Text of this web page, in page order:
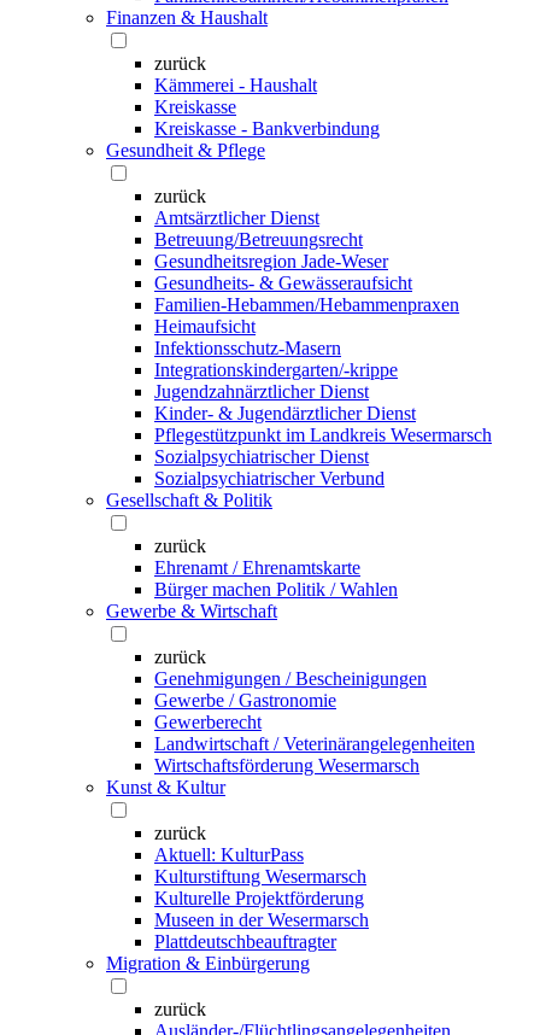
Finanzen & Haushalt
zurück
Kämmerei - Haushalt
Kreiskasse
Kreiskasse - Bankverbindung
Gesundheit & Pflege
zurück
Amtsärztlicher Dienst
Betreuung/Betreuungsrecht
Gesundheitsregion Jade-Weser
Gesundheits- & Gewässeraufsicht
Familien-Hebammen/Hebammenpraxen
Heimaufsicht
Infektionsschutz-Masern
Integrationskindergarten/-krippe
Jugendzahnärztlicher Dienst
Kinder- & Jugendärztlicher Dienst
Pflegestützpunkt im Landkreis Wesermarsch
Sozialpsychiatrischer Dienst
Sozialpsychiatrischer Verbund
Gesellschaft & Politik
zurück
Ehrenamt / Ehrenamtskarte
Bürger machen Politik / Wahlen
Gewerbe & Wirtschaft
zurück
Genehmigungen / Bescheinigungen
Gewerbe / Gastronomie
Gewerberecht
Landwirtschaft / Veterinärangelegenheiten
Wirtschaftsförderung Wesermarsch
Kunst & Kultur
zurück
Aktuell: KulturPass
Kulturstiftung Wesermarsch
Kulturelle Projektförderung
Museen in der Wesermarsch
Plattdeutschbeauftragter
Migration & Einbürgerung
zurück
Ausländer-/Flüchtlingsangelegenheiten